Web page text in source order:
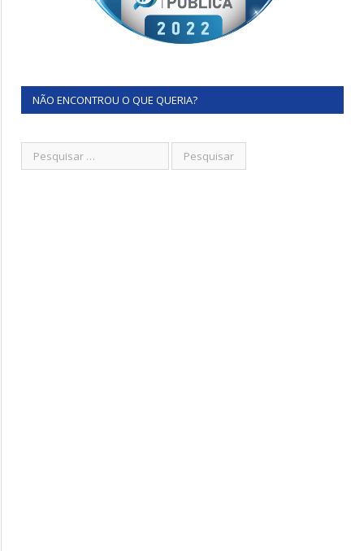
NÃO ENCONTROU O QUE QUERIA?